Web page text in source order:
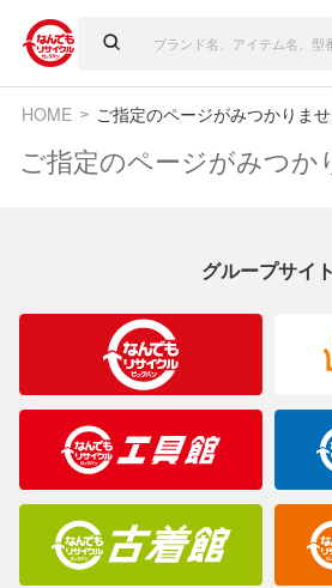
HOME ご指定のページがみつかりま
ご指定のページがみつか
グループサイト